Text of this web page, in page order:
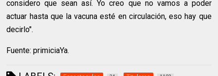
considero que sean así. Yo creo que no vamos a poder
actuar hasta que la vacuna esté en circulación, eso hay que
decirlo".
Fuente: primiciaYa.